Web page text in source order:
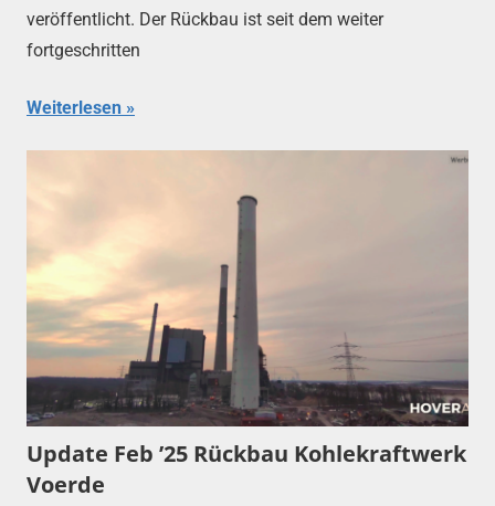
veröffentlicht. Der Rückbau ist seit dem weiter
fortgeschritten
Weiterlesen
Update Feb ’25 Rückbau Kohlekraftwerk
Voerde